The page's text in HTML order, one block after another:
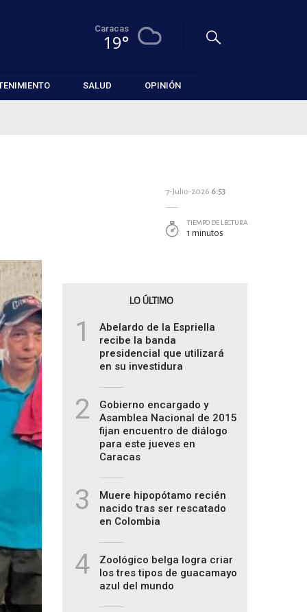
Caracas
19°
SALUD OPINIÓN
7-Julio-2026 6:53
TIEMPO DE LECTURA
1 minutos
LO ÚLTIMO
1
Abelardo de la Espriella
recibe la banda
presidencial que utilizará
en su investidura
2
Gobierno encargado y
Asamblea Nacional de 2015
fijan encuentro de diálogo
para este jueves en
Caracas
3
Muere hipopótamo recién
nacido tras ser rescatado
en Colombia
4
Zoológico belga logra criar
los tres tipos de guacamayo
azul del mundo